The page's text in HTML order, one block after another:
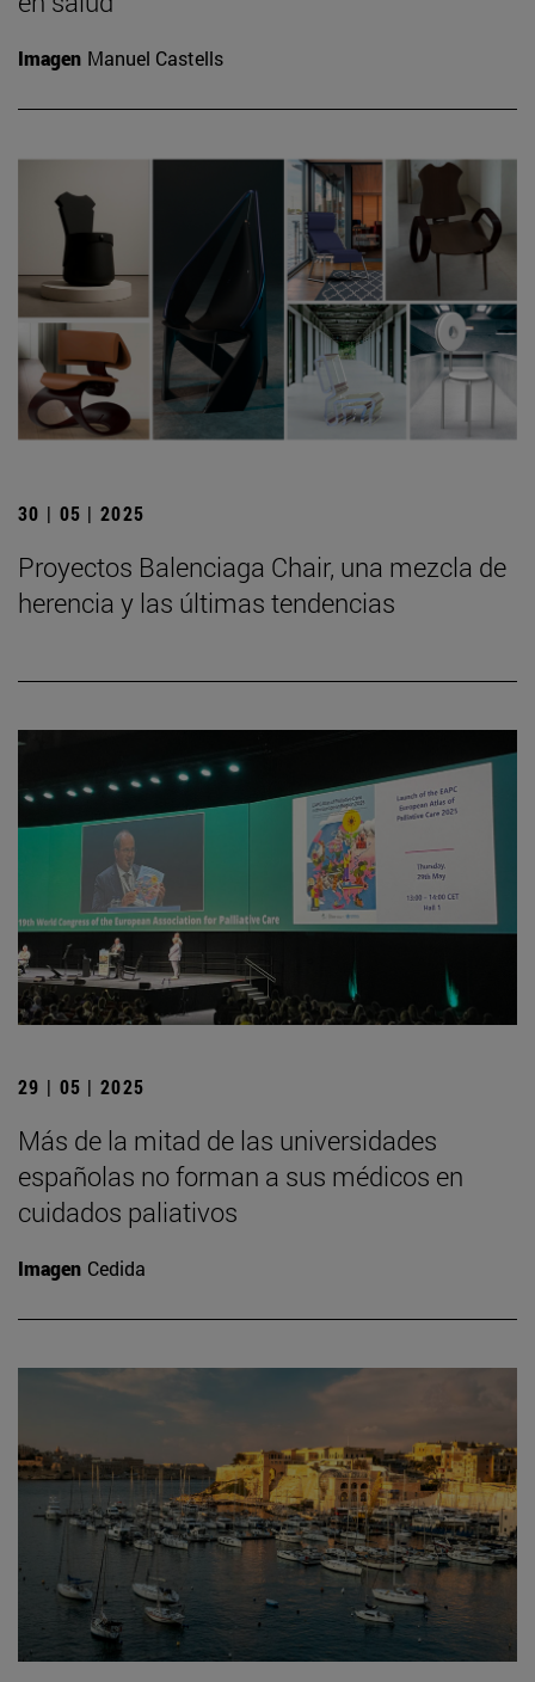
Imagen Manuel Castells
30 | 05 | 2025
Proyectos Balenciaga Chair, una mezcla de
herencia y las últimas tendencias
29 | 05 | 2025
Más de la mitad de las universidades
españolas no forman a sus médicos en
cuidados paliativos
Imagen Cedida